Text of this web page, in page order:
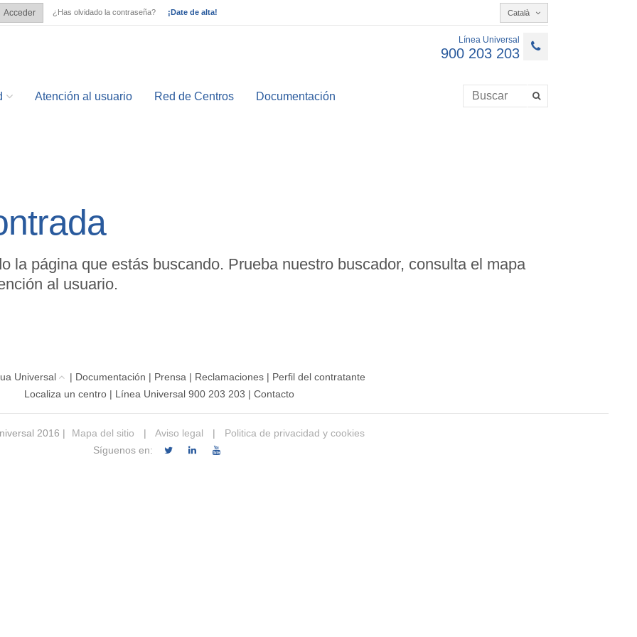
Acceder ¿Has olvidado la contraseña? ¡Date de alta! Català
Línea Universal
900 203 203
Atención al usuario Red de Centros Documentación
la página que estás buscando. Prueba nuestro buscador, consulta el mapa
al usuario.
Universal | Documentación | Prensa | Reclamaciones | Perfil del contratante
Localiza un centro | Línea Universal 900 203 203 | Contacto
2016 | Mapa del sitio | Aviso legal |
Politica de privacidad y cookies
Síguenos en: